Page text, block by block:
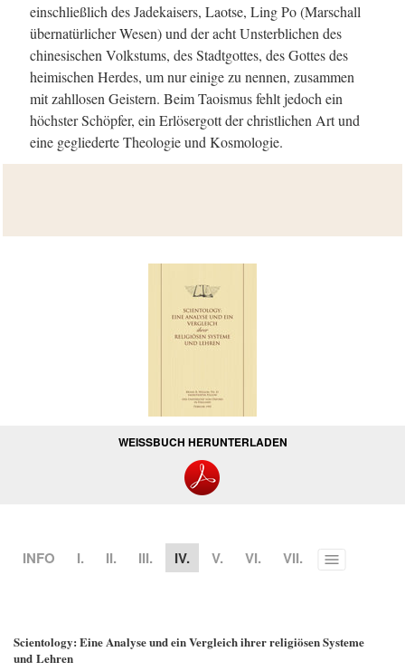
einschließlich des Jadekaisers, Laotse, Ling Po (Marschall
übernatürlicher Wesen) und der acht Unsterblichen des
chinesischen Volkstums, des Stadtgottes, des Gottes des
heimischen Herdes, um nur einige zu nennen, zusammen
mit zahllosen Geistern. Beim Taoismus fehlt jedoch ein
höchster Schöpfer, ein Erlösergott der christlichen Art und
eine gegliederte Theologie und Kosmologie.
WEISSBUCH HERUNTERLADEN
INFO I. II. III. IV. V. VI. VII. Toggle
Scientology: Eine Analyse und ein Vergleich ihrer religiösen Systeme
und Lehren